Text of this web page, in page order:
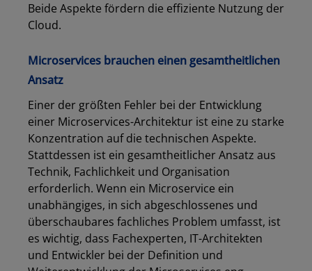
Beide Aspekte fördern die effiziente Nutzung der
Cloud.
Microservices brauchen einen gesamtheitlichen
Ansatz
Einer der größten Fehler bei der Entwicklung
einer Microservices-Architektur ist eine zu starke
Konzentration auf die technischen Aspekte.
Stattdessen ist ein gesamtheitlicher Ansatz aus
Technik, Fachlichkeit und Organisation
erforderlich. Wenn ein Microservice ein
unabhängiges, in sich abgeschlossenes und
überschaubares fachliches Problem umfasst, ist
es wichtig, dass Fachexperten, IT-Architekten
und Entwickler bei der Definition und